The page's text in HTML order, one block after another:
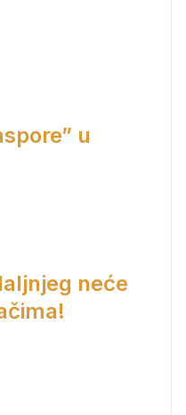
u
neće